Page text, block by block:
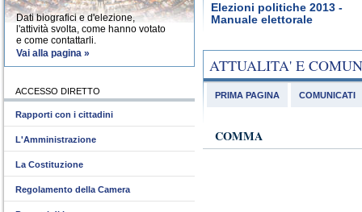
Elezioni politiche 2013 -
Manuale elettorale
ATTUALITA' E
PRIMA PAGINA COMUNICATI
COMMA
Dati biografici e d'elezione,
l'attività svolta, come hanno votato
e come contattarli.
Vai alla pagina »
ACCESSO DIRETTO
Rapporti con i cittadini
L'Amministrazione
La Costituzione
Regolamento della Camera